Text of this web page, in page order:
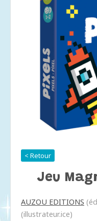
< Retour
Jeu
AUZOU EDITIONS
(illustrateur.ice)